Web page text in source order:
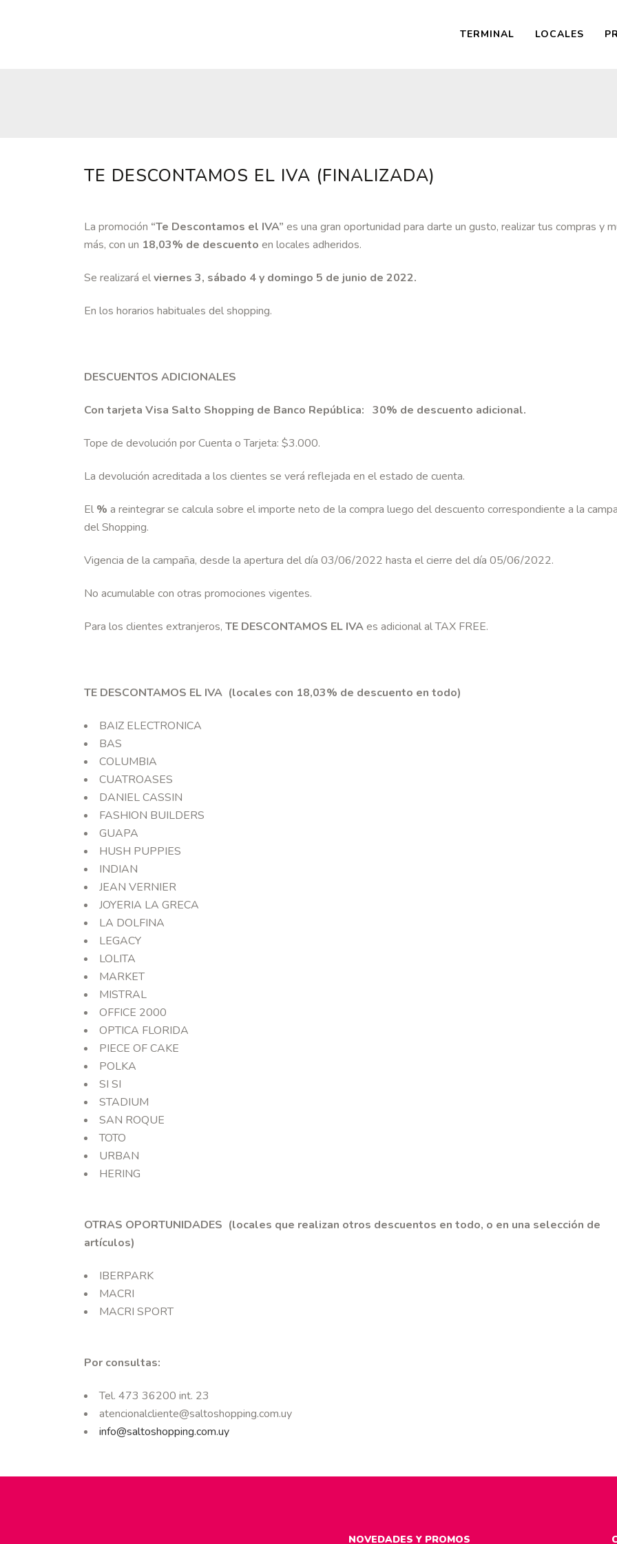
TERMINAL LOCALES
TE DESCONTAMOS EL IVA (FINALIZADA)
La promoción “Te Descontamos el IVA” es una gran oportunidad para darte un gusto, realizar tus compras y
más, con un 18,03% de descuento en locales adheridos.
Se realizará elviernes 3, sábado 4 y domingo 5 de junio de 2022.
En los horarios habituales del shopping.
DESCUENTOS ADICIONALES
Con tarjeta Visa Salto Shopping de Banco República: 30% de descuento adicional.
Tope de devolución por Cuenta o Tarjeta: $3.000.
La devolución acreditada a los clientes se verá reflejada en el estado de cuenta.
El % a reintegrar se calcula sobre el importe neto de la compra luego del descuento correspondiente a la
del Shopping.
Vigencia de la campaña, desde la apertura del día 03/06/2022 hasta el cierre del día 05/06/2022.
No acumulable con otras promociones vigentes.
Para los clientes extranjeros, TE DESCONTAMOS EL IVAes adicional al TAX FREE.
TE DESCONTAMOS EL IVA (locales con 18,03% de descuento en todo)
BAIZ ELECTRONICA
BAS
COLUMBIA
CUATROASES
DANIEL CASSIN
FASHION BUILDERS
GUAPA
HUSH PUPPIES
INDIAN
JEAN VERNIER
JOYERIA LA GRECA
LA DOLFINA
LEGACY
LOLITA
MARKET
MISTRAL
OFFICE 2000
OPTICA FLORIDA
PIECE OF CAKE
POLKA
SI SI
STADIUM
SAN ROQUE
TOTO
URBAN
HERING
OTRAS OPORTUNIDADES (locales que realizan otros descuentos en todo, o en una selección de
artículos)
IBERPARK
MACRI
MACRI SPORT
Por consultas:
Tel. 473 36200 int. 23
atencionalcliente@saltoshopping.com.uy
info@saltoshopping.com.uy
NOVEDADES Y PROMOS